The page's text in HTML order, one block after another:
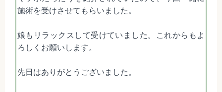
施術を受けさせてもらいました。
娘もリラックスして受けていました。これからもよ
ろしくお願いします。
先日はありがとうございました。